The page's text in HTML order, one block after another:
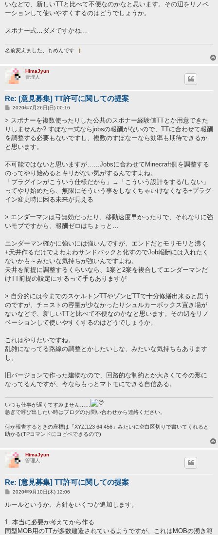
いなどで、新しいTTと比べて不便なのかなと思います。その辺をリノベ
ーションして使いやすくするのはどうでしょうか。
スポナー式…ダメですかね…
名前変えました、もめんです
HimaJyun
管理人
Re: [意見募集] TT許可に関しての提案
投
記
2020年7月26日(日) 00:16
> スポナーを複数使ったりした公共のスポナー経験値TTとか用意できた
りしませんか? すぽなー式ならjobsの報酬がないので、TTに合わせて報酬
を調整する必要もないですし、複数のすぽなーなら効率も期待できるか
と思います。
不可能ではないと思いますが……Jobsに合わせてMinecraft側を調整する
のってやり始めるとキリがない気がするんですよね。
「プラグインがこういう仕様だから」→「こういう設計をする/しない」
ってやり始めたら、無限にそういう事をしなくちゃいけなくなる+プラグ
イン変更時に困る未来が見える
> エンダーマンは弓無効だったり、移動速度早かったりで、それなりに強
いモブですから、報酬ゼロはちょっと…
エンダーマン確かに強いには強いんですが、エンドだとモリモリと沸く
+天井作るだけでよわよわサンドバックと化すのでJob報酬には入れたく
ないかも～みたいな気持ちが強いんですよね。
天井を前提に調整するくらいなら、1案と2案を複合してエンダーマンだ
けTT前提の設定にするって手もありますが
> 自分的には今までのスケルトンTTやゾンビTTで十分修繕出来ると思う
のですが、チェストの容量が少なかったりシュルカーボックス置き場が
ないなどで、新しいTTと比べて不便なのかなと思います。その辺をリノ
ベーションして使いやすくするのはどうでしょうか。
これはやりたいですね。
乱雑になってる路線の調整とかしたいしな、みたいな気持ちもあります
し。
旧バージョンで作った建物なので、回路的な制約とか大きくて今の形に
なってるんですが、今ならもっとマトモにできる自信ある。
いつも仕事が遅くてすみません……
急ぎで呼び出したい時はブログのお問い合わせから連絡ください。
何か報告するときの座標は「XYZ:123 64 456」みたいに空白区切りで書いてくれると
助かる(TPコマンドにコピペできるので)
HimaJyun
管理人
Re: [意見募集] TT許可に関しての提案
投
記
2020年9月10日(木) 12:06
ルールというか、方針をいくつか追加します。
1. 本当に必要か考えてから作る
同型MOB用のTTが多数建造されているようですが、これはMOBの湧き範